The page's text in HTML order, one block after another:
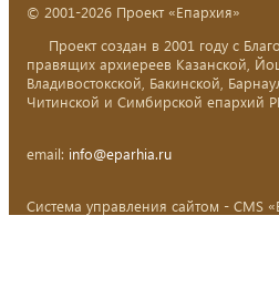
© 2001-2026 Проект «Епархия»
Проект создан в 2001 году с
правящих архиереев Казанской,
Владивостокской, Бакинской,
Читинской и Симбирской епархий
email: info@eparhia.ru
Система управления сайтом - CMS